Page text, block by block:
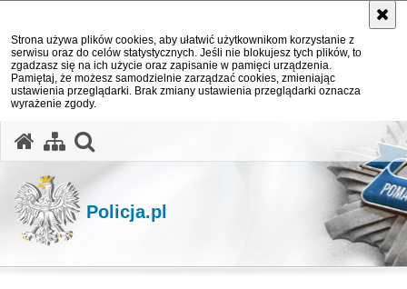
Strona używa plików cookies, aby ułatwić użytkownikom korzystanie z
serwisu oraz do celów statystycznych. Jeśli nie blokujesz tych plików, to
zgadzasz się na ich użycie oraz zapisanie w pamięci urządzenia.
Pamiętaj, że możesz samodzielnie zarządzać cookies, zmieniając
ustawienia przeglądarki. Brak zmiany ustawienia przeglądarki oznacza
wyrażenie zgody.
Policja.pl